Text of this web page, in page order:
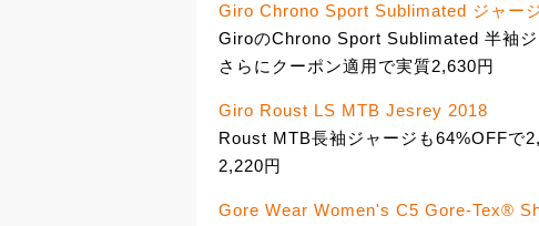
Giro Chrono Sport Sublimated ジャー
GiroのChrono Sport Sublimated 半袖
さらにクーポン適用で実質2,630円
Giro Roust LS MTB Jesrey 2018
Roust MTB長袖ジャージも64%OFFで
2,220円
Gore Wear Women's C5 Gore-Tex®